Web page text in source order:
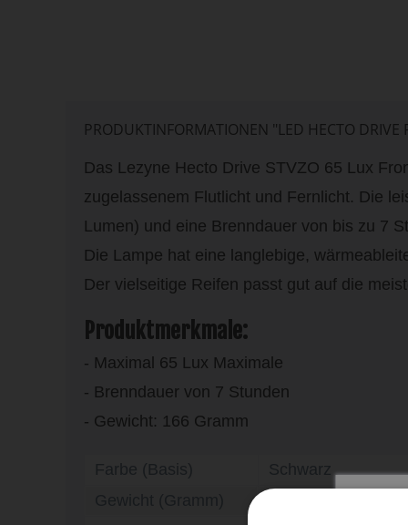
PRODUKTINFORMATIONEN "LED HECTO
Das Lezyne Hecto Drive STVZO 65 Lux
zugelassenem Flutlicht und Fernlicht. Die
Lumen) und eine Brenndauer von bis zu 7
Die Lampe hat eine langlebige,
Der vielseitige Reifen passt gut auf die
Produktmerkmale:
- Maximal 65 Lux Maximale
- Brenndauer von 7 Stunden
- Gewicht: 166 Gramm
Farbe (Basis)
Schwarz